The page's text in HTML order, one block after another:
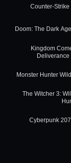
Counter-Strike
Doom: The Dark
Kingdom
Deliverance
Monster Hunter
The Witcher 3:
Cyberpunk